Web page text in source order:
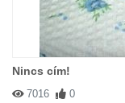
Nincs cím!
7016 0